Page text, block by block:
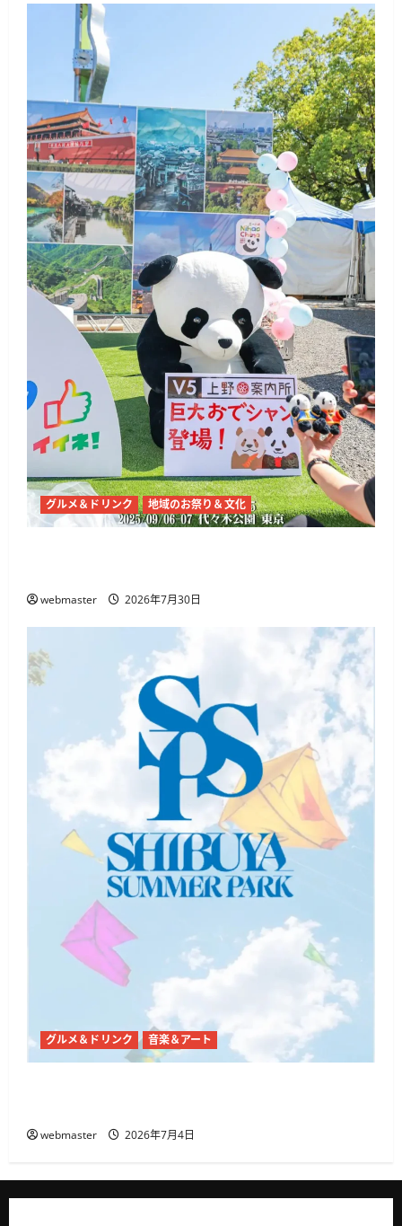
グルメ＆ドリンク 地域のお祭り＆文化
webmaster 2026年7月30日
グルメ＆ドリンク 音楽＆アート
webmaster 2026年7月4日